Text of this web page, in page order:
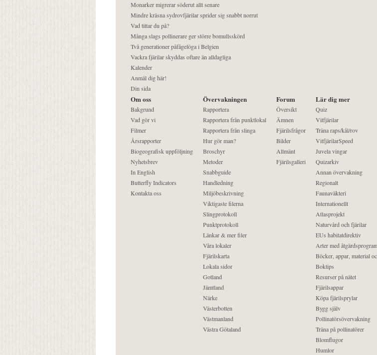
Monarker migrerar söderut allt senare
Mindre kräsna sydrovfjärilar sprider sig snabbt norrut
Vad tittar du på?
Många slags pollinerare ger större bomullsskörd
Två generationer påfågelöga i Belgien
Vackra fjärilar skyddas oftare än alldagliga
Kalender
Anmäl dig här!
Din sida
Om oss
Bakgrund
Vad gör vi
Filmer
Årsrapporter
Biogeografisk uppföljning
Nyhetsbrev
In English
Butterfly Indicators
Kontakta oss
Övervakningen
Rapportera
Rapportera från punktlokal
Rapportera från slinga
Hur gör man?
Broschyr
Metoder
Snabbguide
Handledning
Miljöbeskrivning
Viktigaste filerna
Slingprotokoll
Punktprotokoll
Länkar & mer filer
Våra lokaler
Fjärilskarta
Lokala sidor
Gotland
Jämtland
Närke
Västerbotten
Västmanland
Västra Götaland
Forum
Översikt
Ämnen
Fjärilsfrågor
Bilder
Allmänt
Fjärilsgalleri
Lär dig mer
Quiz
Vitfjärilar
Träna raps/kål/rov
VitfjärilarSpeed
Juvela vingar
Quizarkiv
Annan övervakning
Regionalt
Faunaväkteri
Internationellt
Atlasprojekt
Naturvård och fjärilar
EUs habitatdirektiv
Arter med
Böcker, appar, material
Boktips
Resurser på nätet
Fjärilsappar
Köpa fjärilsprylar
Bygg själv
Pollinatörsövervakning
Träna på pollinatörer
Blomflugor
Humlor